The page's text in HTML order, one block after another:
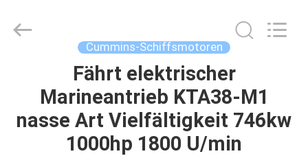
PRODUKTE
CO.,LTD.
Cummins-Schiffsmotoren
Fährt elektrischer
Marineantrieb KTA38-M1
nasse Art Vielfältigkeit 746kw
1000hp 1800 U/min